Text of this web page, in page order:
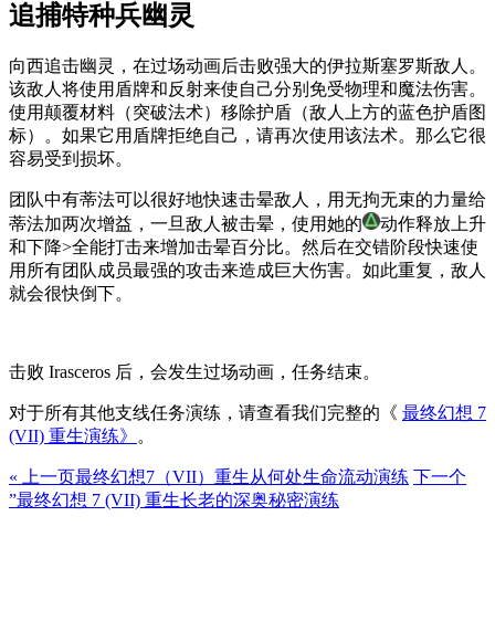
追捕特种兵幽灵
向西追击幽灵，在过场动画后击败强大的伊拉斯塞罗斯敌人。
该敌人将使用盾牌和反射来使自己分别免受物理和魔法伤害。
使用颠覆材料（突破法术）移除护盾（敌人上方的蓝色护盾图
标）。 如果它用盾牌拒绝自己，请再次使用该法术。 那么它很
容易受到损坏。
团队中有蒂法可以很好地快速击晕敌人，用无拘无束的力量给
蒂法加两次增益，一旦敌人被击晕，使用她的
动作释放上升
和下降>全能打击来增加击晕百分比。 然后在交错阶段快速使
用所有团队成员最强的攻击来造成巨大伤害。 如此重复，敌人
就会很快倒下。
击败 Irasceros 后，会发生过场动画，任务结束。
对于所有其他支线任务演练，请查看我们完整的《 最终幻想 7
(VII) 重生演练》
。
« 上一页最终幻想7（VII）重生从何处生命流动演练 下一个
”最终幻想 7 (VII) 重生长老的深奥秘密演练